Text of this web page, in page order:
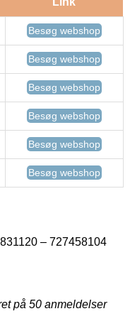
Besøg webshop
Besøg webshop
Besøg webshop
Besøg webshop
Besøg webshop
Besøg webshop
– 727458104
på 50 anmeldelser